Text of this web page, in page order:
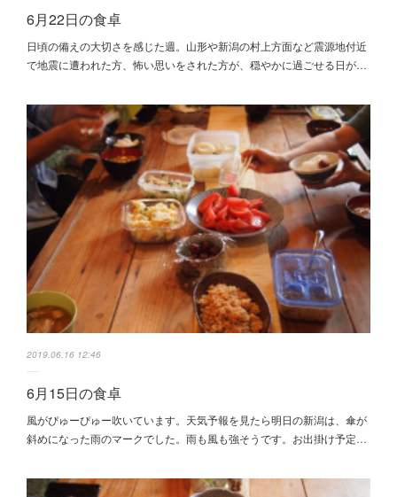
6月22日の食卓
日頃の備えの大切さを感じた週。山形や新潟の村上方面など震源地付近
で地震に遭われた方、怖い思いをされた方が、穏やかに過ごせる日が…
2019.06.16 12:46
6月15日の食卓
風がぴゅーぴゅー吹いています。天気予報を見たら明日の新潟は、傘が
斜めになった雨のマークでした。雨も風も強そうです。お出掛け予定…